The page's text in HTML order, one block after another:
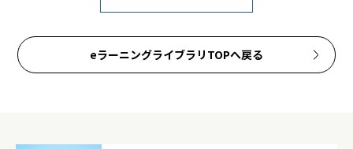
eラーニングライブラリTOPへ戻る